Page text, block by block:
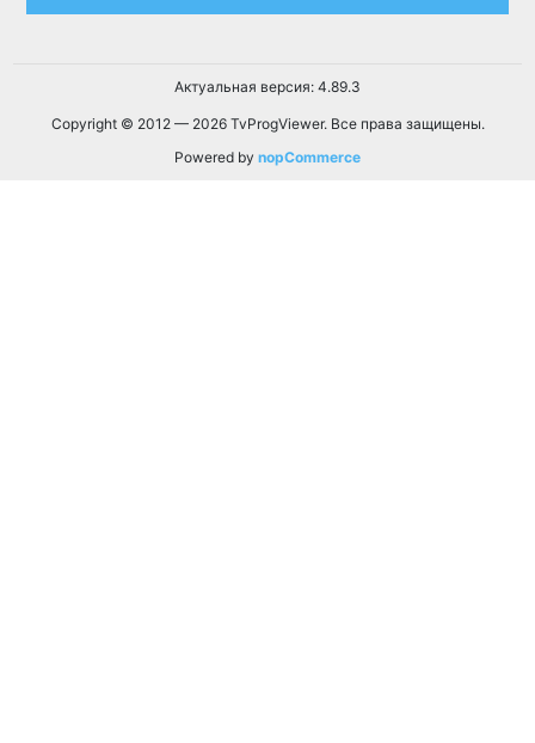
Актуальная версия: 4.89.3
Copyright © 2012 — 2026 TvProgViewer. Все права защищены.
Powered by nopCommerce